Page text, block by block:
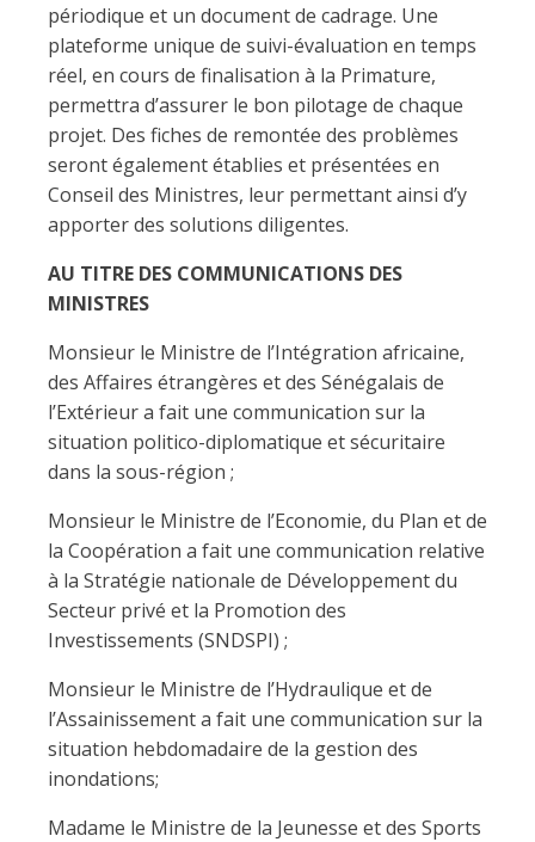
périodique et un document de cadrage. Une
plateforme unique de suivi-évaluation en temps
réel, en cours de finalisation à la Primature,
permettra d’assurer le bon pilotage de chaque
projet. Des fiches de remontée des problèmes
seront également établies et présentées en
Conseil des Ministres, leur permettant ainsi d’y
apporter des solutions diligentes.
AU TITRE DES COMMUNICATIONS DES
MINISTRES
Monsieur le Ministre de l’Intégration africaine,
des Affaires étrangères et des Sénégalais de
l’Extérieur a fait une communication sur la
situation politico-diplomatique et sécuritaire
dans la sous-région ;
Monsieur le Ministre de l’Economie, du Plan et de
la Coopération a fait une communication relative
à la Stratégie nationale de Développement du
Secteur privé et la Promotion des
Investissements (SNDSPI) ;
Monsieur le Ministre de l’Hydraulique et de
l’Assainissement a fait une communication sur la
situation hebdomadaire de la gestion des
inondations;
Madame le Ministre de la Jeunesse et des Sports